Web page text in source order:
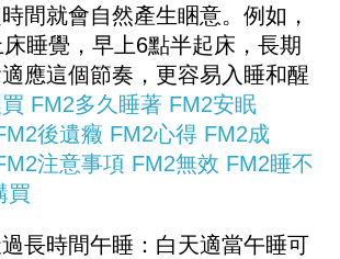
間就會自然產生睏意。例如，
睡覺，早上6點半起床，長期
應這個節奏，更容易入睡和醒
FM2多久睡著 FM2安眠
後遺癥 FM2心得 FM2成
注意事項 FM2無效 FM2睡不
買
時間午睡：白天適當午睡可